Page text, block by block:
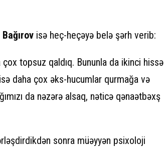
isə heç-heçəyə belə şərh verib:
topsuz qaldıq. Bununla da ikinci hissə
daha çox əks-hucumlar qurmağa və
da nəzərə alsaq, nəticə qənaətbəxş
sonra müəyyən psixoloji